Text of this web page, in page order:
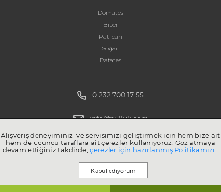
Domates
Biber
Patlıcan
Soğan
Patates
0 232 700 17 55
info@pulluk.com
Alışveriş deneyiminizi ve servisimizi geliştirmek için hem bize ait
hem de üçüncü taraflara ait çerezler kullanıyoruz. Göz atmaya
devam ettiğiniz takdirde,çerezler için hazırlanmış Politikamızı .
Kabul ediyorum